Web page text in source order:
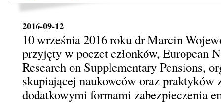
2016-09-12
10 września 2016 roku dr Marcin
przyjęty w poczet członków, European
Research on Supplementary Pensions,
skupiającej naukowców oraz praktyków
dodatkowymi formami zabezpieczenia